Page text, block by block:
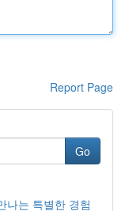
Report Page
Go
나는 특별한 경험